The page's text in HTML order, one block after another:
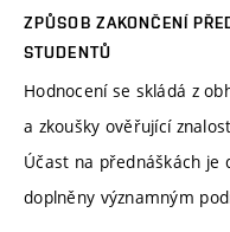
ZPŮSOB ZAKONČENÍ
STUDENTŮ
Hodnocení se skládá z
a zkoušky ověřující
Účast na přednáškách je
doplněny významným